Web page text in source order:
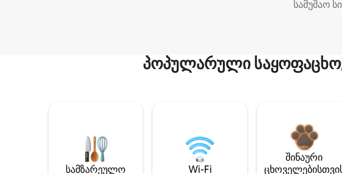
სამუშაო
პოპულარული
სამზარეულო Wi-Fi
შინაური